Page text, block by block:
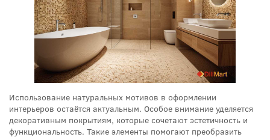
Использование натуральных мотивов в оформлении
интерьеров остаётся актуальным. Особое внимание уделяется
декоративным покрытиям, которые сочетают эстетичность и
функциональность. Такие элементы помогают преобразить